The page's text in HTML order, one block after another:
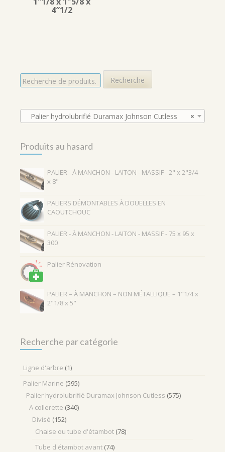
4″1/2
R
e
r
h
e
o
:
Recherche
×
Palier hydrolubrifié Duramax Johnson Cutless
Produits au hasard
PALIER - À MANCHON - LAITON - MASSIF - 2" x 2"3/4
x 8"
PALIERS DÉMONTABLES À DOUELLES EN
CAOUTCHOUC
PALIER - À MANCHON - LAITON - MASSIF - 75 x 95 x
300
Palier Rénovation
PALIER – À MANCHON – NON MÉTALLIQUE – 1"1/4 x
2"1/8 x 5"
Recherche par catégorie
Ligne d'arbre (1)
Palier Marine (595)
Palier hydrolubrifié Duramax Johnson Cutless (575)
A collerette (340)
Divisé (152)
Chaise ou tube d'étambot (78)
Tube d'étambot avant (74)